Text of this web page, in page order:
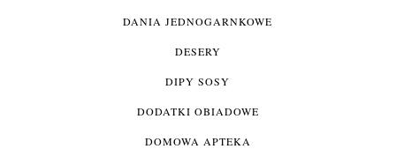
DANIA JEDNOGARNKOWE
DESERY
DIPY SOSY
DODATKI OBIADOWE
DOMOWA APTEKA